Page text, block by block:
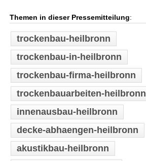
Themen in dieser Pressemitteilung:
trockenbau-heilbronn
trockenbau-in-heilbronn
trockenbau-firma-heilbronn
trockenbauarbeiten-heilbronn
innenausbau-heilbronn
decke-abhaengen-heilbronn
akustikbau-heilbronn